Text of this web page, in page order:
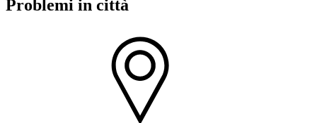
Problemi in città